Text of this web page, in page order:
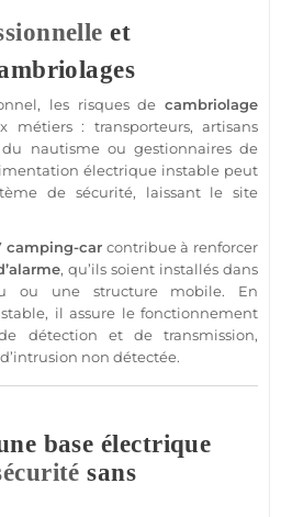
et
, les risques decambriolage
métiers : transporteurs, artisans
du nautisme ou gestionnaires de
électrique instable peut
de sécurité, laissant le site
camping-carcontribue à renforcer
alarme, qu’ils soient installés dans
ou une structure mobile. En
il assure le fonctionnement
détection et de transmission,
non détectée.
base électrique
sans